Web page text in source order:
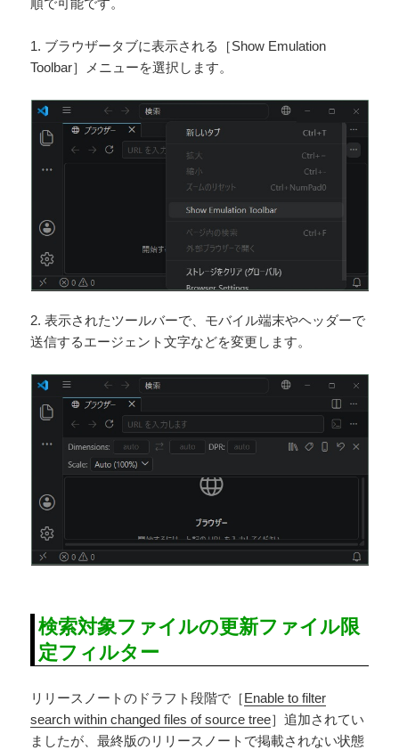
順で可能です。
1. ブラウザータブに表示される［Show Emulation
Toolbar］メニューを選択します。
2. 表示されたツールバーで、モバイル端末やヘッダーで
送信するエージェント文字などを変更します。
検索対象ファイルの更新ファイル限
定フィルター
リリースノートのドラフト段階で［Enable to filter
search within changed files of source tree］追加されてい
ましたが、最終版のリリースノートで掲載されない状態